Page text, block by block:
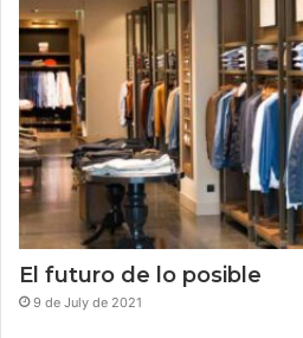
El futuro de lo posible
9 de July de 2021